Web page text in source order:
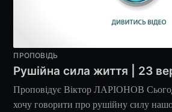
ПРОПОВІДЬ
Рушійна сила життя | 23
Проповідує Віктор ЛАРІОНОВ
хочу говорити про рушійну силу